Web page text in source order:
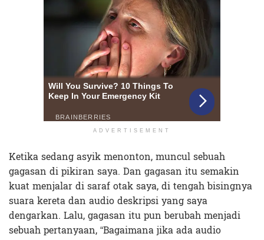
ADVERTISEMENT
Ketika sedang asyik menonton, muncul sebuah
gagasan di pikiran saya. Dan gagasan itu semakin
kuat menjalar di saraf otak saya, di tengah bisingnya
suara kereta dan audio deskripsi yang saya
dengarkan. Lalu, gagasan itu pun berubah menjadi
sebuah pertanyaan, “Bagaimana jika ada audio